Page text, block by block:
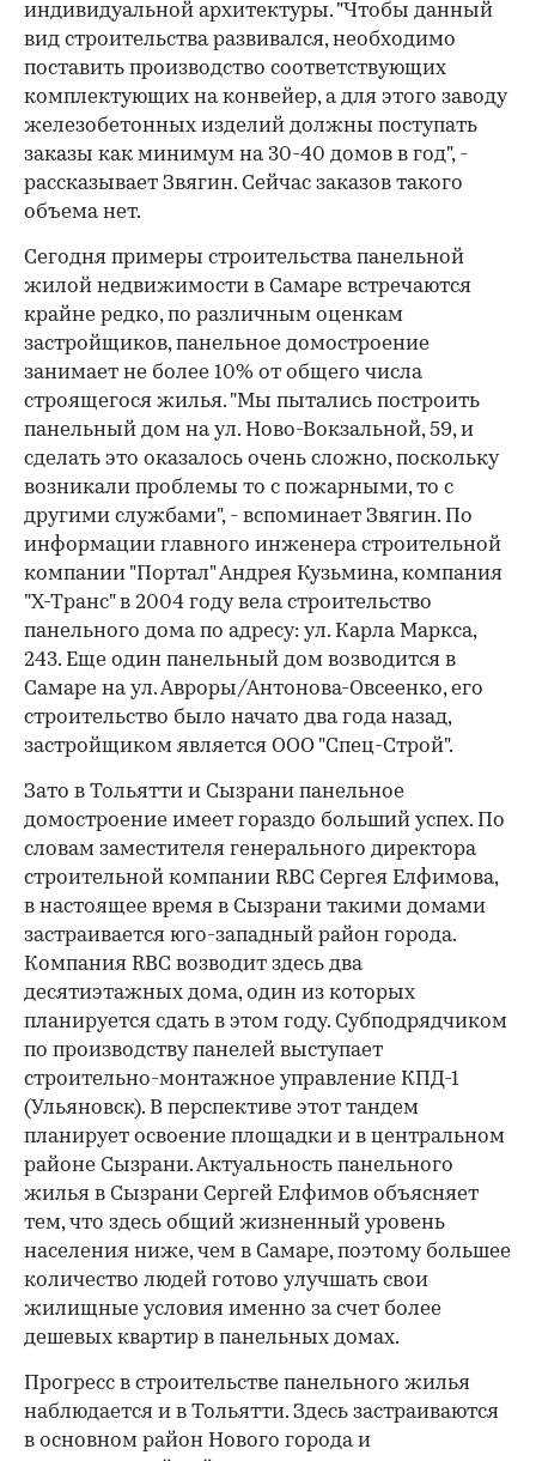
индивидуальной архитектуры. "Чтобы данный
вид строительства развивался, необходимо
поставить производство соответствующих
комплектующих на конвейер, а для этого заводу
железобетонных изделий должны поступать
заказы как минимум на 30-40 домов в год", -
рассказывает Звягин. Сейчас заказов такого
объема нет.
Сегодня примеры строительства панельной
жилой недвижимости в Самаре встречаются
крайне редко, по различным оценкам
застройщиков, панельное домостроение
занимает не более 10% от общего числа
строящегося жилья. "Мы пытались построить
панельный дом на ул. Ново-Вокзальной, 59, и
сделать это оказалось очень сложно, поскольку
возникали проблемы то с пожарными, то с
другими службами", - вспоминает Звягин. По
информации главного инженера строительной
компании "Портал" Андрея Кузьмина, компания
"Х-Транс" в 2004 году вела строительство
панельного дома по адресу: ул. Карла Маркса,
243. Еще один панельный дом возводится в
Самаре на ул. Авроры/Антонова-Овсеенко, его
строительство было начато два года назад,
застройщиком является ООО "Спец-Строй".
Зато в Тольятти и Сызрани панельное
домостроение имеет гораздо больший успех. По
словам заместителя генерального директора
строительной компании RBC Сергея Елфимова,
в настоящее время в Сызрани такими домами
застраивается юго-западный район города.
Компания RBC возводит здесь два
десятиэтажных дома, один из которых
планируется сдать в этом году. Субподрядчиком
по производству панелей выступает
строительно-монтажное управление КПД-1
(Ульяновск). В перспективе этот тандем
планирует освоение площадки и в центральном
районе Сызрани. Актуальность панельного
жилья в Сызрани Сергей Елфимов объясняет
тем, что здесь общий жизненный уровень
населения ниже, чем в Самаре, поэтому большее
количество людей готово улучшать свои
жилищные условия именно за счет более
дешевых квартир в панельных домах.
Прогресс в строительстве панельного жилья
наблюдается и в Тольятти. Здесь застраиваются
в основном район Нового города и